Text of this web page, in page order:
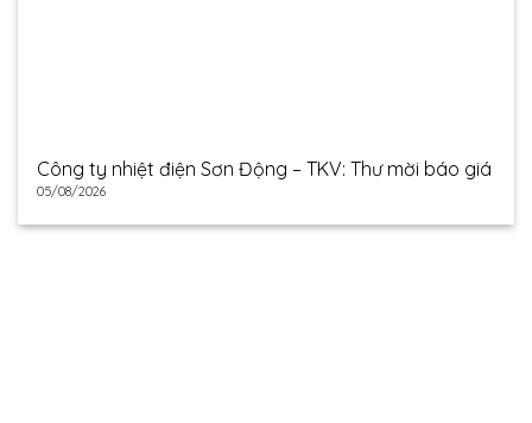
Công ty nhiệt điện Sơn Động – TKV: Thư mời báo giá
05/08/2026